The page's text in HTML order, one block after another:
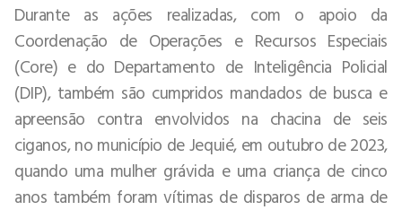
Durante as ações realizadas, com o apoio da
Coordenação de Operações e Recursos Especiais
(Core) e do Departamento de Inteligência Policial
(DIP), também são cumpridos mandados de busca e
apreensão contra envolvidos na chacina de seis
ciganos, no município de Jequié, em outubro de 2023,
quando uma mulher grávida e uma criança de cinco
anos também foram vítimas de disparos de arma de